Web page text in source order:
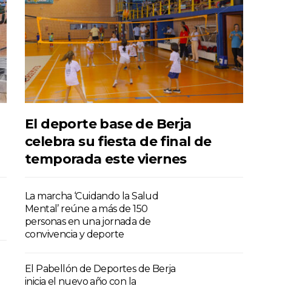
El deporte base de Berja
celebra su fiesta de final de
temporada este viernes
La marcha ‘Cuidando la Salud
Mental’ reúne a más de 150
personas en una jornada de
convivencia y deporte
El Pabellón de Deportes de Berja
inicia el nuevo año con la